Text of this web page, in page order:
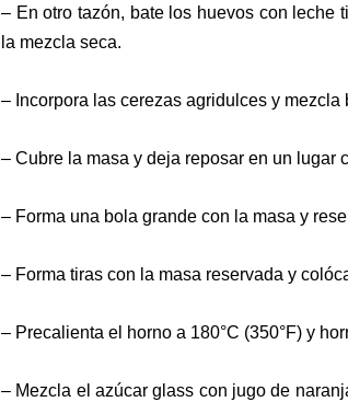
– En otro tazón, bate los huevos con leche
la mezcla seca.
– Incorpora las cerezas agridulces y mezcla
– Cubre la masa y deja reposar en un lugar
– Forma una bola grande con la masa y
– Forma tiras con la masa reservada y
– Precalienta el horno a 180°C (350°F) y
– Mezcla el azúcar glass con jugo de